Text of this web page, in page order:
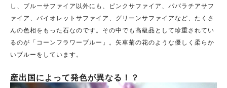
し、ブルーサファイア以外にも、ピンクサファイア、パパラチアサフ
ァイア、バイオレットサファイア、グリーンサファイアなど、たくさ
んの色相をもった石なのです。その中でも高級品として珍重されてい
るのが「コーンフラワーブルー」。矢車菊の花のような優しく柔らか
いブルーをしています。
産出国によって発色が異なる！？